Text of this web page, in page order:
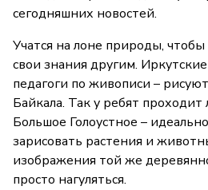
сегодняшних новостей.
Учатся на лоне природы,
свои знания другим.
педагоги по живописи –
Байкала. Так у ребят проходит
Большое Голоустное –
зарисовать растения и
изображения той же
просто нагуляться.